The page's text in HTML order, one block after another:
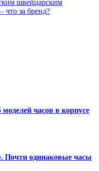
швейцарским
что за бренд?
часов в корпусе
Почти одинаковые часы